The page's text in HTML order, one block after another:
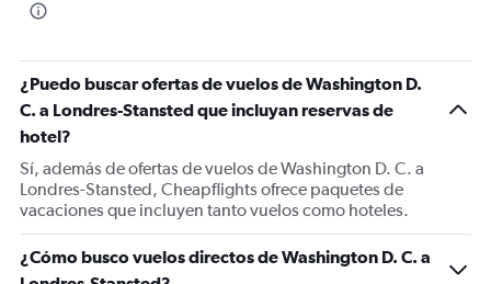
¿Puedo buscar ofertas de vuelos de Washington D.
C. a Londres-Stansted que incluyan reservas de
hotel?
Sí, además de ofertas de vuelos de Washington D. C. a
Londres-Stansted, Cheapflights ofrece paquetes de
vacaciones que incluyen tanto vuelos como hoteles.
¿Cómo busco vuelos directos de Washington D. C. a